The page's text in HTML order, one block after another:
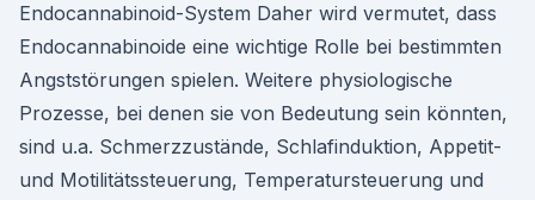
Endocannabinoid-System Daher wird vermutet, dass
Endocannabinoide eine wichtige Rolle bei bestimmten
Angststörungen spielen. Weitere physiologische
Prozesse, bei denen sie von Bedeutung sein könnten,
sind u.a. Schmerzzustände, Schlafinduktion, Appetit-
und Motilitätssteuerung, Temperatursteuerung und